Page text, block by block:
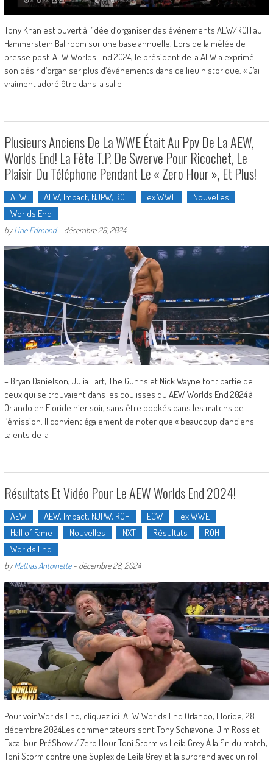
Tony Khan est ouvert à l’idée d’organiser des événements AEW/ROH au
Hammerstein Ballroom sur une base annuelle. Lors de la mêlée de
presse post-AEW Worlds End 2024, le président de la AEW a exprimé
son désir d’organiser plus d’événements dans ce lieu historique. « J’ai
vraiment adoré être dans la salle
Plusieurs Anciens De La WWE Était Au Ppv De La AEW,
Worlds End! La Fête T.P. De Swerve Pour Ricochet, Le
Plaisir Du Téléphone Pendant Le « Zero Hour », Et Plus!
AEW AEW, Impact, NJPW, ROH ex WWE
Nouvelles
Worlds End
byLine Edmond- décembre 29, 2024
– Bryan Danielson, Julia Hart, The Gunns et Nick Wayne font partie de
ceux qui se trouvaient dans les coulisses du AEW Worlds End 2024 à
Orlando en Floride hier soir, sans être bookés dans les matchs de
l’émission. Il convient également de noter que « beaucoup d’anciens
talents de la
Résultats Et Vidéo Pour Le AEW Worlds End 2024!
AEW AEW, Impact, NJPW, ROH ECW
ex WWE
Hall of Fame
Nouvelles NXT Résultats
ROH
Worlds End
byMattias Antoinette- décembre 28, 2024
Pour voir Worlds End, cliquez ici. AEW Worlds End Orlando, Floride, 28
décembre 2024Les commentateurs sont Tony Schiavone, Jim Ross et
Excalibur. PréShow / Zero Hour Toni Storm vs Leila Grey À la fin du match,
Toni Storm contre une Suplex de Leila Grey et la surprend avec un roll